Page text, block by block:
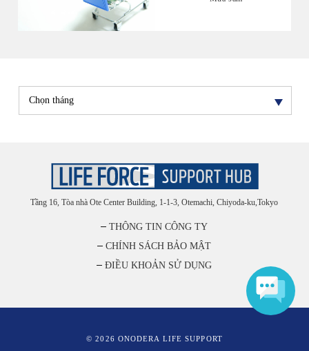
Tầng 16, Tòa nhà Ote Center Building, 1-1-3, Otemachi, Chiyoda-ku,Tokyo
THÔNG TIN CÔNG TY
CHÍNH SÁCH BẢO MẬT
ĐIỀU KHOẢN SỬ DỤNG
© 2026 ONODERA LIFE SUPPORT